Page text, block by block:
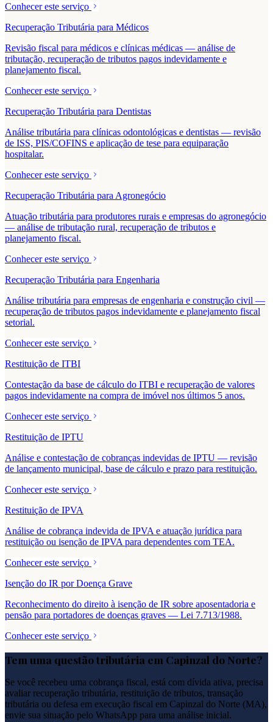
Conhecer este serviço
Recuperação Tributária para Médicos
Revisão fiscal para médicos e clínicas médicas — análise de
tributação, recuperação de tributos pagos indevidamente e
planejamento fiscal.
Conhecer este serviço
Recuperação Tributária para Dentistas
Análise tributária para clínicas odontológicas e dentistas — revisão
de ISS, PIS/COFINS e aplicação de tese para equiparação
hospitalar.
Conhecer este serviço
Recuperação Tributária para Agronegócio
Atuação tributária para produtores rurais e empresas do agronegócio
— análise de tributação rural, recuperação de tributos e
planejamento fiscal.
Conhecer este serviço
Recuperação Tributária para Engenharia
Análise tributária para empresas de engenharia e construção civil —
recuperação de tributos pagos indevidamente e planejamento fiscal
setorial.
Conhecer este serviço
Restituição de ITBI
Contestação da base de cálculo do ITBI e recuperação de valores
pagos indevidamente na compra de imóvel nos últimos 5 anos.
Conhecer este serviço
Restituição de IPTU
Análise e contestação de cobranças indevidas de IPTU — revisão
de lançamento municipal, base de cálculo e prazo para restituição.
Conhecer este serviço
Restituição de IPVA
Análise de cobrança indevida de IPVA e atuação jurídica para
restituição ou isenção de IPVA para dependentes com TEA.
Conhecer este serviço
Isenção do IR por Doença Grave
Reconhecimento do direito à isenção de IR sobre aposentadoria e
pensão para portadores de doenças graves — Lei 7.713/1988.
Conhecer este serviço
Tem uma questão tributária em Capinzal do Norte?
Se você recebeu uma cobrança fiscal, está com dívida ativa, precisa
avaliar recuperação tributária, restituição de tributos, transação
tributária ou defesa em execução fiscal em Capinzal do Norte (MA),
envie sua situação pelo WhatsApp para uma análise inicial.